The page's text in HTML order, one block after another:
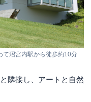
て沼宮内駅から徒歩約10分
隣接し、アートと自然